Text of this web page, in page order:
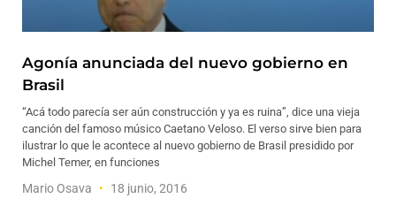
Agonía anunciada del nuevo gobierno en
Brasil
“Acá todo parecía ser aún construcción y ya es ruina”, dice una vieja
canción del famoso músico Caetano Veloso. El verso sirve bien para
ilustrar lo que le acontece al nuevo gobierno de Brasil presidido por
Michel Temer, en funciones
Mario Osava 18 junio, 2016